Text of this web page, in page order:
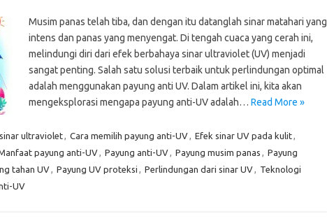
Musim panas telah tiba, dan dengan itu datanglah sinar matahari yang
intens dan panas yang menyengat. Di tengah cuaca yang cerah ini,
melindungi diri dari efek berbahaya sinar ultraviolet (UV) menjadi
sangat penting. Salah satu solusi terbaik untuk perlindungan optimal
adalah menggunakan payung anti UV. Dalam artikel ini, kita akan
mengeksplorasi mengapa payung anti-UV adalah… Read More »
ultraviolet, Cara memilih payung anti-UV, Efek sinar UV pada kulit,
payung anti-UV, Payung anti-UV, Payung musim panas , Payung
tahan UV, Payung UV proteksi , Perlindungan dari sinar UV, Teknologi
UV